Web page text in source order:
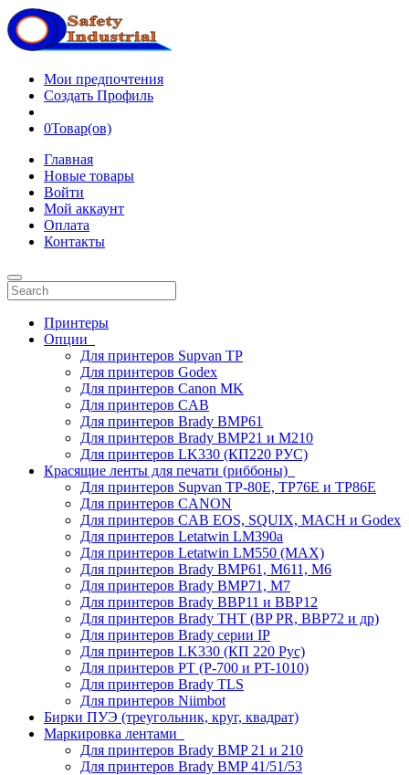
Мои предпочтения
Создать Профиль
0Товар(ов)
Главная
Новые товары
Войти
Мой аккаунт
Оплата
Контакты
Принтеры
Опции
Для принтеров Supvan TP
Для принтеров Godex
Для принтеров Canon MK
Для принтеров CAB
Для принтеров Brady BMP61
Для принтеров Brady BMP21 и M210
Для принтеров LK330 (КП220 РУС)
Красящие ленты для печати (риббоны)
Для принтеров Supvan TP-80E, TP76E и TP86E
Для принтеров CANON
Для принтеров CAB EOS, SQUIX, MACH и Godex
Для принтеров Letatwin LM390a
Для принтеров Letatwin LM550 (MAX)
Для принтеров Brady BMP61, M611, M6
Для принтеров Brady BMP71, M7
Для принтеров Brady BBP11 и BBP12
Для принтеров Brady THT (BP PR, BBP72 и др)
Для принтеров Brady серии IP
Для принтеров LK330 (КП 220 Рус)
Для принтеров PT (P-700 и PT-1010)
Для принтеров Brady TLS
Для принтеров Niimbot
Бирки ПУЭ (треугольник, круг, квадрат)
Маркировка лентами
Для принтеров Brady BMP 21 и 210
Для принтеров Brady BMP 41/51/53